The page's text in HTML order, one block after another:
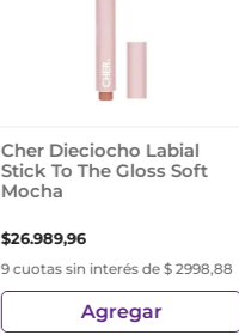
Cher Dieciocho Labial
Stick To The Gloss Soft
Mocha
$26.989,96
9 cuotas sin interés de $ 2998,88
Agregar